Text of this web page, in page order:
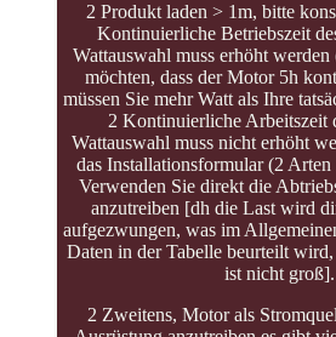
2 Produkt laden > 1m, bitte
Kontinuierliche Betriebszeit
Wattauswahl muss erhöht
möchten, dass der Motor 5h
müssen Sie mehr Watt als Ihre
2 Kontinuierliche Arbeitszeit
Wattauswahl muss nicht erhöht
das Installationsformular (2
Verwenden Sie direkt die
anzutreiben [dh die Last wird
aufgezwungen, was im
Daten in der Tabelle beurteilt
ist nicht groß].
2 Zweitens, Motor als